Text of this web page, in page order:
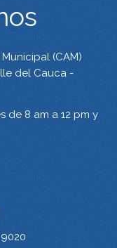
(CAM)
del Cauca -
de 8 am a 12 pm y